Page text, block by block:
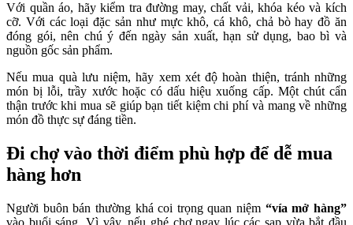
Với quần áo, hãy kiểm tra đường may, chất vải, khóa kéo và kích
cỡ. Với các loại đặc sản như mực khô, cá khô, chả bò hay đồ ăn
đóng gói, nên chú ý đến ngày sản xuất, hạn sử dụng, bao bì và
nguồn gốc sản phẩm.
Nếu mua quà lưu niệm, hãy xem xét độ hoàn thiện, tránh những
món bị lỗi, trầy xước hoặc có dấu hiệu xuống cấp. Một chút cẩn
thận trước khi mua sẽ giúp bạn tiết kiệm chi phí và mang về những
món đồ thực sự đáng tiền.
Đi chợ vào thời điểm phù hợp để dễ mua
hàng hơn
Người buôn bán thường khá coi trọng quan niệm “vía mở hàng”